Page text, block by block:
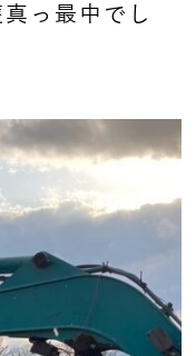
っ最中でし